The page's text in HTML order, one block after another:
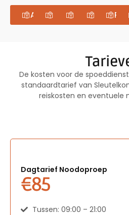
AmstelveenZaandamHilversum
De kosten voor de
standaardtarief van
reiskosten en eventuele
Dagtarief Noodoproep
€85
Tussen: 09:00 – 21:00